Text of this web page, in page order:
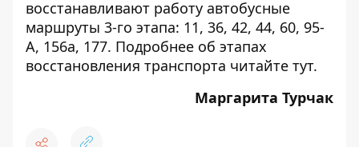
восстанавливают работу автобусные
маршруты 3-го этапа: 11, 36, 42, 44, 60, 95-
А, 156а, 177. Подробнее об этапах
восстановления транспорта читайте тут.
Маргарита Турчак